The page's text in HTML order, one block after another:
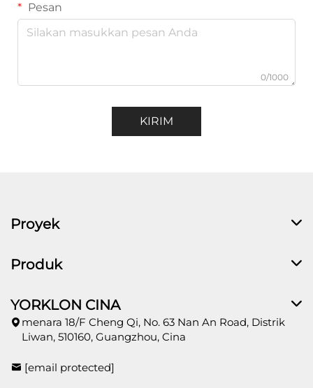
Pesan
0/1000
KIRIM
Proyek
Produk
YORKLON CINA
menara 18/F Cheng Qi, No. 63 Nan An Road, Distrik
Liwan, 510160, Guangzhou, Cina
[email protected]